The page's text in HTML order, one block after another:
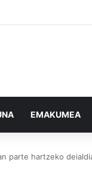
EMAKUMEA
parte hartzeko